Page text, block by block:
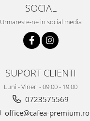
SOCIAL
Urmareste-ne in social media
SUPORT CLIENTI
Luni - Vineri - 09:00 - 19:00
0723575569
office@cafea-premium.ro